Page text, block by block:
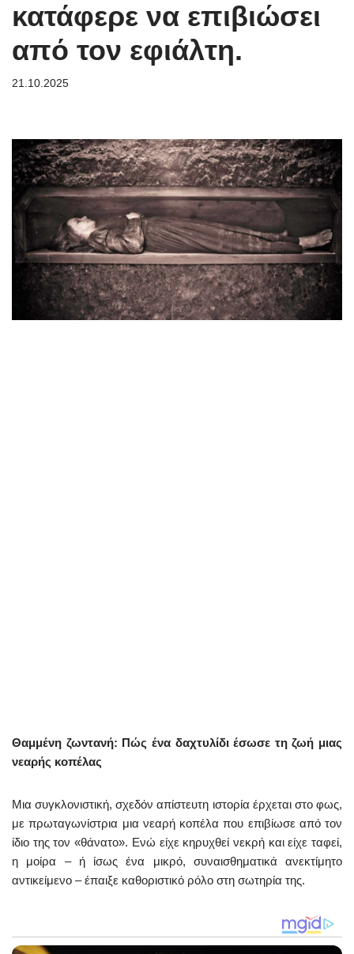
κατάφερε να επιβιώσει
από τον εφιάλτη.
21.10.2025
Θαμμένη ζωντανή: Πώς ένα δαχτυλίδι έσωσε τη ζωή μιας
νεαρής κοπέλας
Μια συγκλονιστική, σχεδόν απίστευτη ιστορία έρχεται στο φως,
με πρωταγωνίστρια μια νεαρή κοπέλα που επιβίωσε από τον
ίδιο της τον «θάνατο». Ενώ είχε κηρυχθεί νεκρή και είχε ταφεί,
η μοίρα – ή ίσως ένα μικρό, συναισθηματικά ανεκτίμητο
αντικείμενο – έπαιξε καθοριστικό ρόλο στη σωτηρία της.